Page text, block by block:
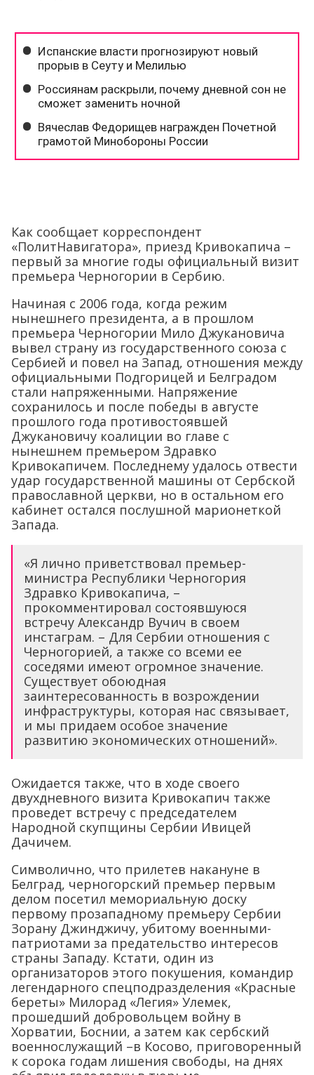
Как сообщает корреспондент
«ПолитНавигатора», приезд Кривокапича –
первый за многие годы официальный визит
премьера Черногории в Сербию.
Начиная с 2006 года, когда режим
нынешнего президента, а в прошлом
премьера Черногории Мило Джукановича
вывел страну из государственного союза с
Сербией и повел на Запад, отношения между
официальными Подгорицей и Белградом
стали напряженными. Напряжение
сохранилось и после победы в августе
прошлого года противостоявшей
Джукановичу коалиции во главе с
нынешнем премьером Здравко
Кривокапичем. Последнему удалось отвести
удар государственной машины от Сербской
православной церкви, но в остальном его
кабинет остался послушной марионеткой
Запада.
«Я лично приветствовал премьер-
министра Республики Черногория
Здравко Кривокапича, –
прокомментировал состоявшуюся
встречу Александр Вучич в своем
инстаграм. – Для Сербии отношения с
Черногорией, а также со всеми ее
соседями имеют огромное значение.
Существует обоюдная
заинтересованность в возрождении
инфраструктуры, которая нас связывает,
и мы придаем особое значение
развитию экономических отношений».
Ожидается также, что в ходе своего
двухдневного визита Кривокапич также
проведет встречу с председателем
Народной скупщины Сербии Ивицей
Дачичем.
Символично, что прилетев накануне в
Белград, черногорский премьер первым
делом посетил мемориальную доску
первому прозападному премьеру Сербии
Зорану Джинджичу, убитому военными-
патриотами за предательство интересов
страны Западу. Кстати, один из
организаторов этого покушения, командир
легендарного спецподразделения «Красные
береты» Милорад «Легия» Улемек,
прошедший добровольцем войну в
Хорватии, Боснии, а затем как сербский
военнослужащий –в Косово, приговоренный
к сорока годам лишения свободы, на днях